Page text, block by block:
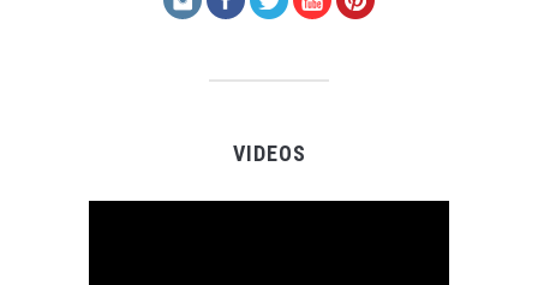
VIDEOS